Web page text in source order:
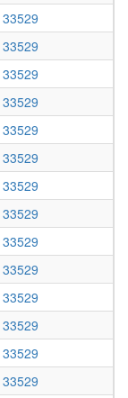
33529
33529
33529
33529
33529
33529
33529
33529
33529
33529
33529
33529
33529
33529